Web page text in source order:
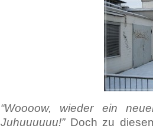
“Woooow, wieder ein
Juhuuuuuu!”Doch zu